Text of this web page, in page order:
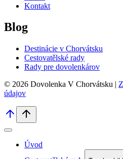
Kontakt
Blog
Destinácie v Chorvátsku
Cestovatělské rady
Rady pre dovolenkárov
© 2026 Dovolenka V Chorvátsku |
údajov
Úvod